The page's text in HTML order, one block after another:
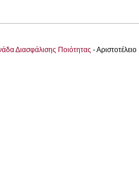
Διασφάλισης Ποιότητας -